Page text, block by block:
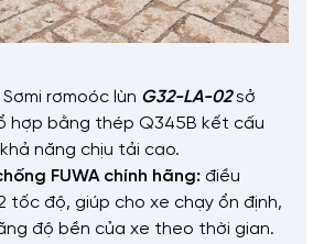
Sơmi rơmoóc lùn G32-LA-02sở
hợp bằng thép Q345B kết cấu
năng chịu tải cao.
FUWA chính hãng: điều
tốc độ, giúp cho xe chạy ổn định,
độ bền của xe theo thời gian.